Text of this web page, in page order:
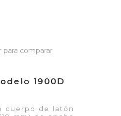
para comparar
1900D
cuerpo de latón